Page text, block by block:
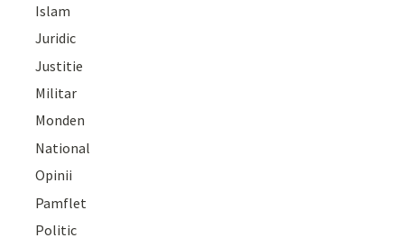
Islam
Juridic
Justitie
Militar
Monden
National
Opinii
Pamflet
Politic